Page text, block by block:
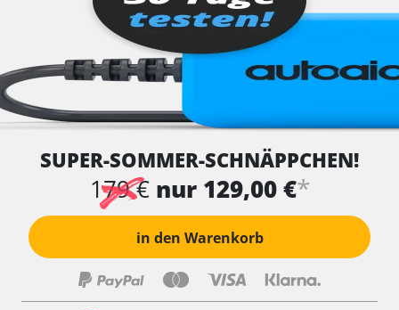
SUPER-SOMMER-SCHNÄPPCHEN!
179 € nur 129,00 €*
in den Warenkorb